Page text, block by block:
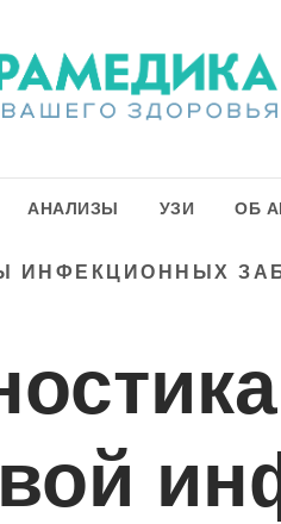
АНАЛИЗЫ УЗИ ОБ
ИНФЕКЦИОННЫХ